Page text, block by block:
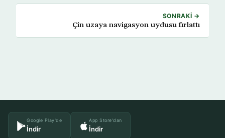
SONRAKI →
Çin uzaya navigasyon uydusu fırlattı
Google Play'de
İndir
App Store'dan
İndir